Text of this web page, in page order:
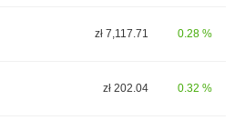
zł 7,117.71 0.28 %
zł 202.04 0.32 %